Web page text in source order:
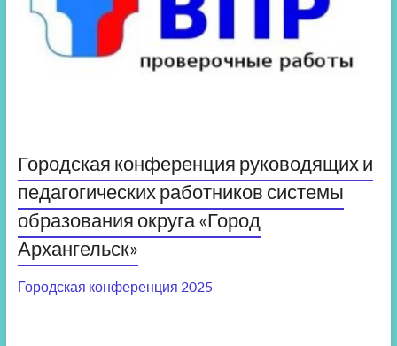
Городская конференция руководящих и
педагогических работников системы
образования округа «Город
Архангельск»
Городская конференция 2025